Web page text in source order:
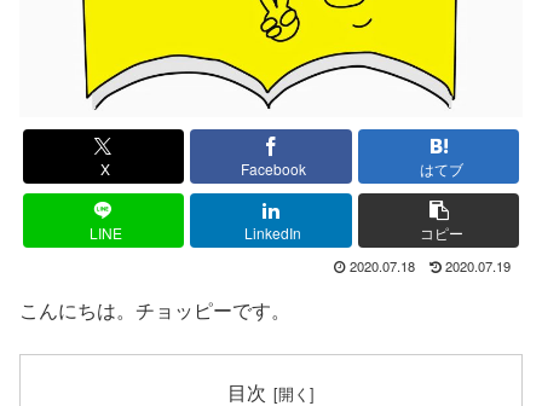
X Facebook はてブ
LINE LinkedIn コピー
2020.07.18 2020.07.19
こんにちは。チョッピーです。
目次